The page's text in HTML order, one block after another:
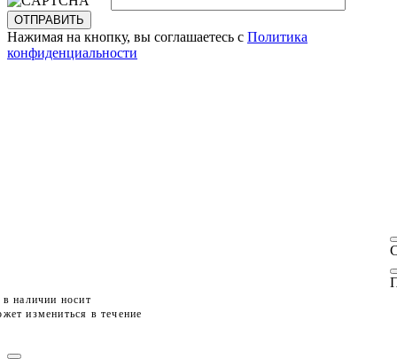
ОТПРАВИТЬ
Нажимая на кнопку, вы соглашаетесь с Политика
конфиденциальности
наличии носит
измениться в течение